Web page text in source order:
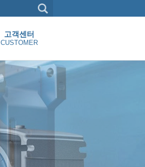
고객센터
CUSTOMER